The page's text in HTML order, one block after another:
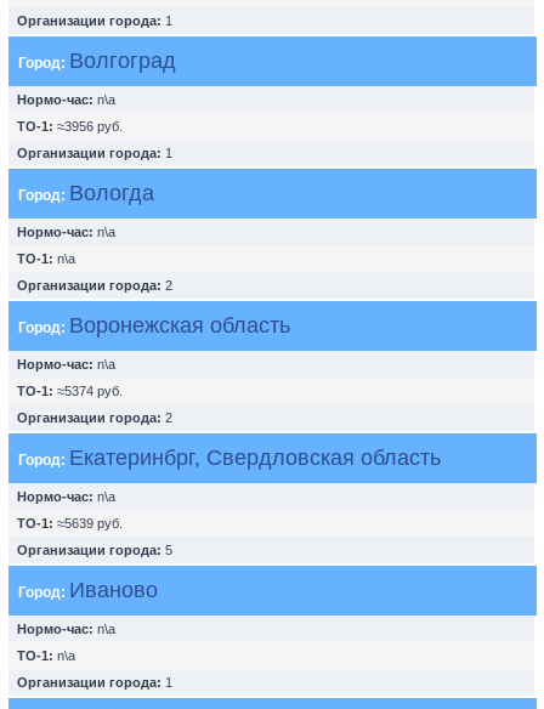
Организации города: 1
Город: Волгоград
Нормо-час: n\a
ТО-1: ≈3956 руб.
Организации города: 1
Город: Вологда
Нормо-час: n\a
ТО-1: n\a
Организации города: 2
Город: Воронежская область
Нормо-час: n\a
ТО-1: ≈5374 руб.
Организации города: 2
Город: Екатеринбрг, Свердловская область
Нормо-час: n\a
ТО-1: ≈5639 руб.
Организации города: 5
Город: Иваново
Нормо-час: n\a
ТО-1: n\a
Организации города: 1